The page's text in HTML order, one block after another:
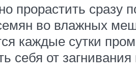
прорастить сразу
во влажных
каждые сутки
от загнивания